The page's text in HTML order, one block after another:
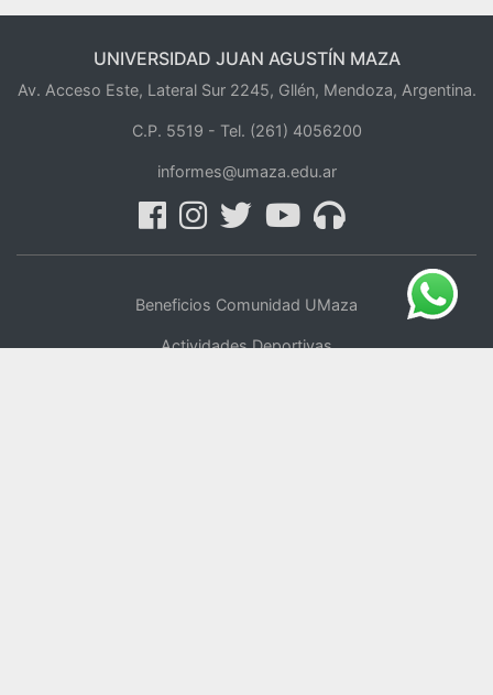
UNIVERSIDAD JUAN AGUSTÍN MAZA
Av. Acceso Este, Lateral Sur 2245, Gllén, Mendoza, Argentina.
C.P. 5519 - Tel. (261) 4056200
informes@umaza.edu.ar
Beneficios Comunidad UMaza
Actividades Deportivas